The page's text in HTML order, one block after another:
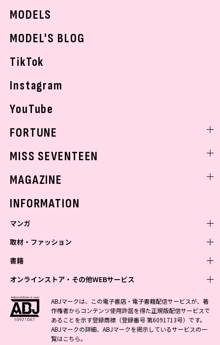
モデルの購入品
MODELS
MODEL'S BLOG
TikTok
Instagram
YouTube
FORTUNE
MISS SEVENTEEN
MAGAZINE
INFORMATION
マンガ
少年マンガ
Vジャンプ
最強ジャンプ
少年ジャンプ+
ジャンプTOON
青年マンガ
ZEBRACK
S-MANGA
集英社ジャンプリミックス
少女マンガ
ZEBRACK
S-MANGA
集英社コミック文庫
女性マンガ
ジャンプTOON
取材・ファッション
ファッション・美容
BAILA
MAQUIA
芸能・情報・スポーツ
週プレNEWS
週プレ グラジャパ!
書籍
文芸・文庫・総合
小説すばる
集英社 文芸ステーション
web 集英社文庫
学芸・ノンフィクション・新書
1日5分で、明日は変わる よみタイ yomitai
集英社学芸部 - 学芸・ノンフィクション
集英社ビジネス書
ライトノベル・ノベライズ
集英社オレンジ文庫
オンラインストア・その他WEBサービス
オンラインストア
OTO
SHUEISHA MANGA-ART HERITAGE
ジャンプキャラクターズストア
その他WEBサービス
集英社アドナビ
ABJマークは、この電子書店・電子書籍配信サービスが、著
作権者からコンテンツ使用許諾を得た正規版配信サービスで
あることを示す登録商標（登録番号 第6091713号）です。
ABJマークの詳細、ABJマークを掲示しているサービスの一
覧はこちら。